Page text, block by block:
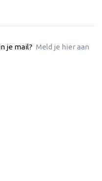
je mail? Meld je hier aan